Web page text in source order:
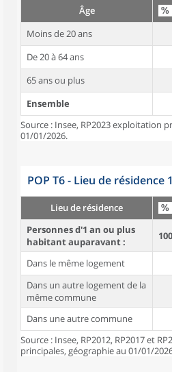
Âge
Moins de 20 ans
De 20 à 64 ans
65 ans ou plus
Ensemble
Source : Insee, RP2023 exploitation
01/01/2026.
POP T6 - Lieu de résidence
Lieu de résidence
Personnes d'1 an ou plus
habitant auparavant :
Dans le même logement
Dans un autre logement de la
même commune
Dans une autre commune
Source : Insee, RP2012, RP2017 et
principales, géographie au 01/01/